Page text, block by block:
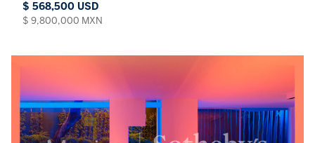
$ 568,500 USD
$ 9,800,000 MXN